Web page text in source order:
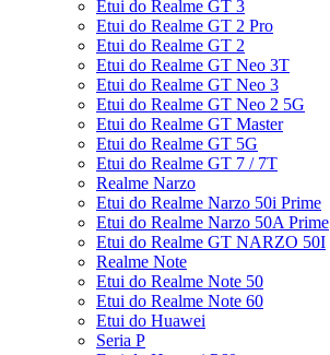
Etui do Realme GT 3
Etui do Realme GT 2 Pro
Etui do Realme GT 2
Etui do Realme GT Neo 3T
Etui do Realme GT Neo 3
Etui do Realme GT Neo 2 5G
Etui do Realme GT Master
Etui do Realme GT 5G
Etui do Realme GT 7 / 7T
Realme Narzo
Etui do Realme Narzo 50i Prime
Etui do Realme Narzo 50A Prime
Etui do Realme GT NARZO 50I
Realme Note
Etui do Realme Note 50
Etui do Realme Note 60
Etui do Huawei
Seria P